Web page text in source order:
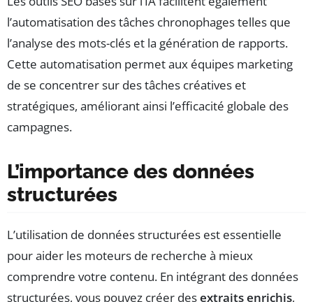
l’automatisation des tâches chronophages telles que
l’analyse des mots-clés et la génération de rapports.
Cette automatisation permet aux équipes marketing
de se concentrer sur des tâches créatives et
stratégiques, améliorant ainsi l’efficacité globale des
campagnes.
L’importance des données
structurées
L’utilisation de données structurées est essentielle
pour aider les moteurs de recherche à mieux
comprendre votre contenu. En intégrant des données
structurées, vous pouvez créer desextraits enrichis,